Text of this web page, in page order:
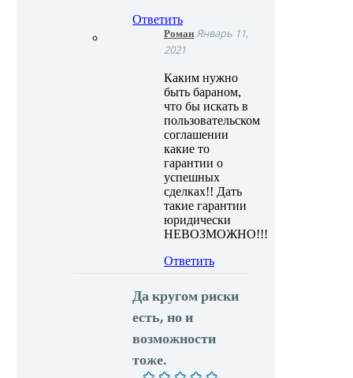
Ответить
РоманЯнварь 11,
2021
Каким нужно
быть бараном,
что бы искать в
пользовательском
соглашении
какие то
гарантии о
успешных
сделках!! Дать
такие гарантии
юридически
НЕВОЗМОЖНО!!!
Ответить
Да кругом риски
есть, но и
возможности
тоже.